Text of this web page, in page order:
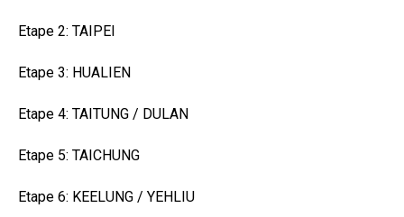
Etape 2: TAIPEI
Etape 3: HUALIEN
Etape 4: TAITUNG / DULAN
Etape 5: TAICHUNG
Etape 6: KEELUNG / YEHLIU